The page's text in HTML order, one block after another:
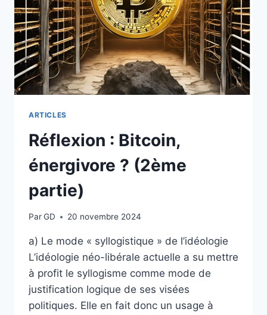
ARTICLES
Réflexion : Bitcoin,
énergivore ? (2ème
partie)
ParGD 20 novembre 2024
a) Le mode « syllogistique » de l’idéologie
L’idéologie néo-libérale actuelle a su mettre
à profit le syllogisme comme mode de
justification logique de ses visées
politiques. Elle en fait donc un usage à